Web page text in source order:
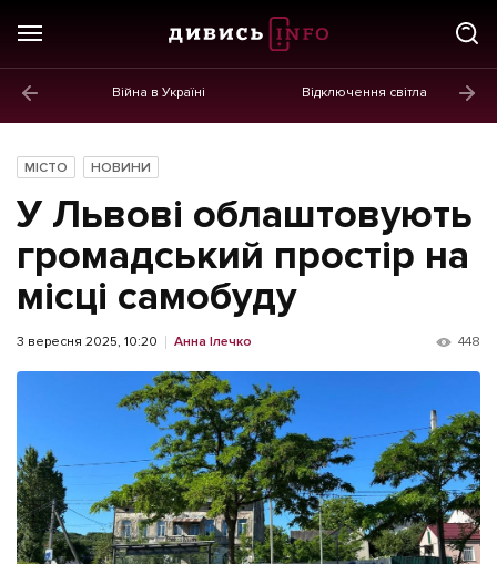
Війна в Україні Відключення світла
Новини
Політика
Економіка
Бізнес
Життя
Культура
ІНШЕ
Інтерв'ю
Прес-релізи
МІСТО НОВИНИ
У Львові облаштовують
громадський простір на
місці самобуду
3 вересня 2025, 10:20 Анна Ілечко 448